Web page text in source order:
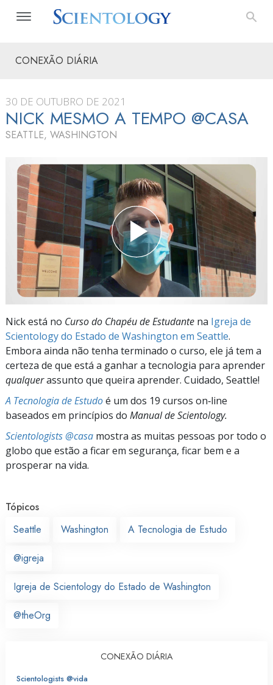
CONEXÃO DIÁRIA
30 DE OUTUBRO DE 2021
NICK MESMO A TEMPO @CASA
SEATTLE, WASHINGTON
Nick está no Curso do Chapéu de Estudante na Igreja de
Scientology do Estado de Washington em Seattle.
Embora ainda não tenha terminado o curso, ele já tem a
certeza de que está a ganhar a tecnologia para aprender
qualquerassunto que queira aprender. Cuidado, Seattle!
A Tecnologia de Estudoé um dos 19 cursos on‑line
baseados em princípios do Manual de Scientology.
Scientologists @casa mostra as muitas pessoas por todo o
globo que estão a ficar em segurança, ficar bem e a
prosperar na vida.
Tópicos
Seattle
Washington A Tecnologia de Estudo
@igreja
Igreja de Scientology do Estado de Washington
@theOrg
CONEXÃO DIÁRIA
Scientologists @vida